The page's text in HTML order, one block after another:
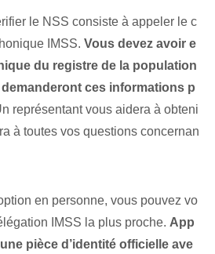
le NSS consiste à appeler le c
IMSS. Vous devez avoir e
du registre de la population
ces informations p
représentant vous aidera à obteni
à toutes vos questions concernan
en personne, vous pouvez vo
IMSS la plus proche. App
pièce d’identité officielle ave